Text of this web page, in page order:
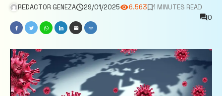
REDACTOR GENEZA 29/01/2025 6.563
1 MINUTES READ
0